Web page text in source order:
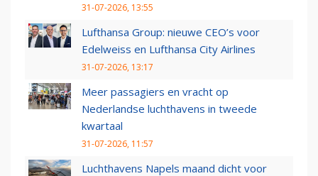
31-07-2026, 13:55
Lufthansa Group: nieuwe CEO’s voor
Edelweiss en Lufthansa City Airlines
31-07-2026, 13:17
Meer passagiers en vracht op
Nederlandse luchthavens in tweede
kwartaal
31-07-2026, 11:57
Luchthavens Napels maand dicht voor